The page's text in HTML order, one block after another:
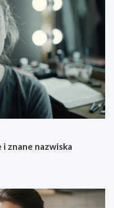
znane nazwiska